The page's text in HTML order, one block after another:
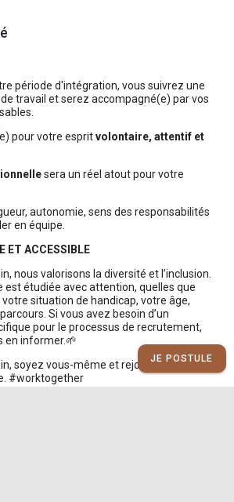
période d'intégration, vous suivrez une
travail et serez accompagné(e) par vos
pour votre espritvolontaire, attentif et
sera un réel atout pour votre
autonomie, sens des responsabilités
en équipe.
ET ACCESSIBLE
nous valorisons la diversité et l’inclusion.
est étudiée avec attention, quelles que
situation de handicap, votre âge,
Si vous avez besoin d’un
pour le processus de recrutement,
en informer.🌱
soyez vous-même et rejoignez une
#worktogether
JE POSTULE